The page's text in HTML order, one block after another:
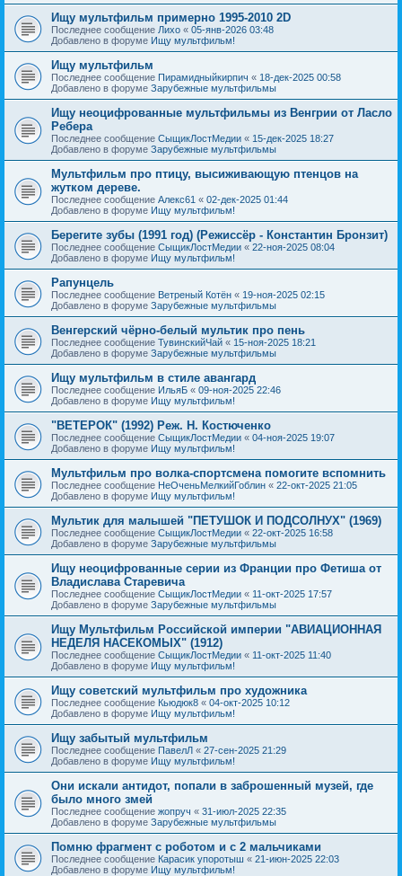
Ищу мультфильм примерно 1995-2010 2D
Последнее сообщение Лихо « 05-янв-2026 03:48
Добавлено в форуме Ищу мультфильм!
Ищу мультфильм
Последнее сообщение Пирамидныйкирпич « 18-дек-2025 00:58
Добавлено в форуме Зарубежные мультфильмы
Ищу неоцифрованные мультфильмы из Венгрии от Ласло
Ребера
Последнее сообщение СыщикЛостМедии « 15-дек-2025 18:27
Добавлено в форуме Зарубежные мультфильмы
Мультфильм про птицу, высиживающую птенцов на
жутком дереве.
Последнее сообщение Алекс61 « 02-дек-2025 01:44
Добавлено в форуме Ищу мультфильм!
Берегите зубы (1991 год) (Режиссёр - Константин Бронзит)
Последнее сообщение СыщикЛостМедии « 22-ноя-2025 08:04
Добавлено в форуме Ищу мультфильм!
Рапунцель
Последнее сообщение Ветреный Котён « 19-ноя-2025 02:15
Добавлено в форуме Зарубежные мультфильмы
Венгерский чёрно-белый мультик про пень
Последнее сообщение ТувинскийЧай « 15-ноя-2025 18:21
Добавлено в форуме Зарубежные мультфильмы
Ищу мультфильм в стиле авангард
Последнее сообщение ИльяБ « 09-ноя-2025 22:46
Добавлено в форуме Ищу мультфильм!
"ВЕТЕРОК" (1992) Реж. Н. Костюченко
Последнее сообщение СыщикЛостМедии « 04-ноя-2025 19:07
Добавлено в форуме Ищу мультфильм!
Мультфильм про волка-спортсмена помогите вспомнить
Последнее сообщение НеОченьМелкийГоблин « 22-окт-2025 21:05
Добавлено в форуме Ищу мультфильм!
Мультик для малышей "ПЕТУШОК И ПОДСОЛНУХ" (1969)
Последнее сообщение СыщикЛостМедии « 22-окт-2025 16:58
Добавлено в форуме Зарубежные мультфильмы
Ищу неоцифрованные серии из Франции про Фетиша от
Владислава Старевича
Последнее сообщение СыщикЛостМедии « 11-окт-2025 17:57
Добавлено в форуме Зарубежные мультфильмы
Ищу Мультфильм Российской империи "АВИАЦИОННАЯ
НЕДЕЛЯ НАСЕКОМЫХ" (1912)
Последнее сообщение СыщикЛостМедии « 11-окт-2025 11:40
Добавлено в форуме Ищу мультфильм!
Ищу советский мультфильм про художника
Последнее сообщение Кьюдюк8 « 04-окт-2025 10:12
Добавлено в форуме Ищу мультфильм!
Ищу забытый мультфильм
Последнее сообщение ПавелЛ « 27-сен-2025 21:29
Добавлено в форуме Ищу мультфильм!
Они искали антидот, попали в заброшенный музей, где
было много змей
Последнее сообщение жопруч « 31-июл-2025 22:35
Добавлено в форуме Зарубежные мультфильмы
Помню фрагмент с роботом и с 2 мальчиками
Последнее сообщение Карасик упоротыш « 21-июн-2025 22:03
Добавлено в форуме Ищу мультфильм!